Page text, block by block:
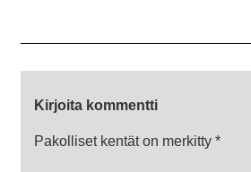
Kirjoita kommentti
Pakolliset kentät on merkitty *